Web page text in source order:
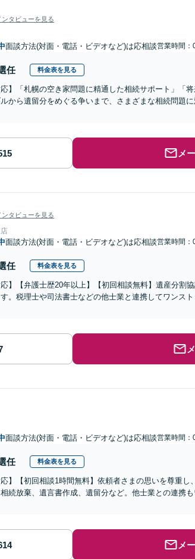
ンタビューを見る
面談方法(対面・電話・ビデオなど)は応相談営業時間：
任 料金表を見る
応】「札幌の空き家問題に精通した相続サポート」「
から遺留分をめぐる争いまで、さまざまな相続問題
メ
ンタビューを見る
面談方法(対面・電話・ビデオなど)は応相談営業時間：
任 料金表を見る
応】【弁護士歴20年以上】【初回相談無料】遺産分割
。税理士や司法書士などの他士業と連携してワンス
面談方法(対面・電話・ビデオなど)は応相談営業時間：
任 料金表を見る
応】【初回相談1時間無料】依頼者さまの思いを尊重
続放棄、遺言書作成、遺留分など。他士業との連携
メ